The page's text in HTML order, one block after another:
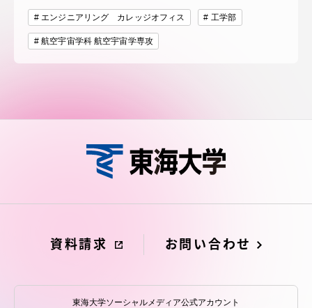
エンジニアリング カレッジオフィス 工学部
航空宇宙学科 航空宇宙学専攻
資料請求 お問い合わせ
東海大学ソーシャルメディア公式アカウント